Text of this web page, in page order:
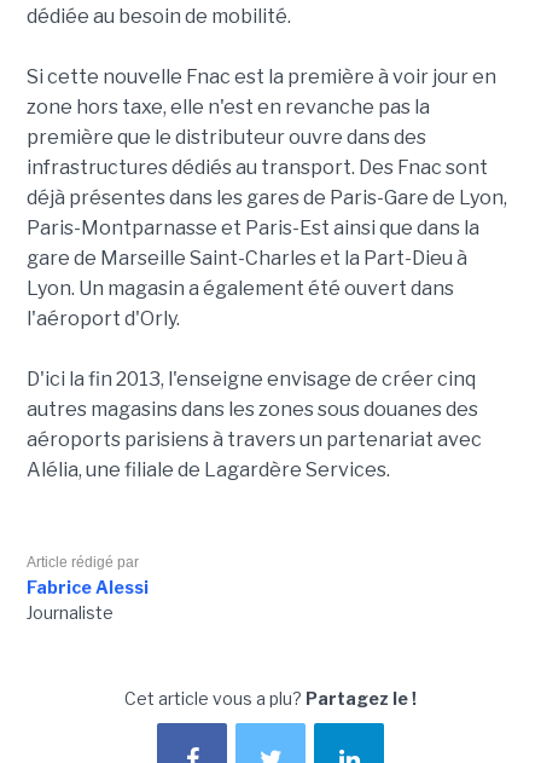
dédiée au besoin de mobilité.
Si cette nouvelle Fnac est la première à voir jour en
zone hors taxe, elle n'est en revanche pas la
première que le distributeur ouvre dans des
infrastructures dédiés au transport. Des Fnac sont
déjà présentes dans les gares de Paris-Gare de Lyon,
Paris-Montparnasse et Paris-Est ainsi que dans la
gare de Marseille Saint-Charles et la Part-Dieu à
Lyon. Un magasin a également été ouvert dans
l'aéroport d'Orly.
D'ici la fin 2013, l'enseigne envisage de créer cinq
autres magasins dans les zones sous douanes des
aéroports parisiens à travers un partenariat avec
Alélia, une filiale de Lagardère Services.
Article rédigé par
Fabrice Alessi
Journaliste
Cet article vous a plu? Partagez le !